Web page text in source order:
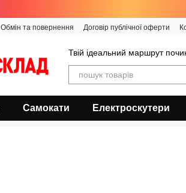
Обмін та повернення Договір публічної оферти
Твій ідеальний маршрут
Самокати Електроскутери